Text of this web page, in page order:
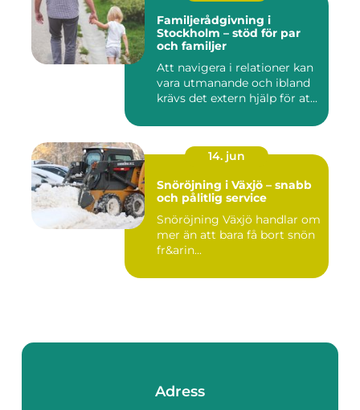
Familjerådgivning i
Stockholm – stöd för par
och familjer
Att navigera i relationer kan
vara utmanande och ibland
krävs det extern hjälp för at...
14. jun
Snöröjning i Växjö – snabb
och pålitlig service
Snöröjning Växjö handlar om
mer än att bara få bort snön
fr&arin...
Adress